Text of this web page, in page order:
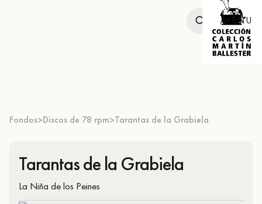
MENU
Fondos>Discos de 78 rpm>Tarantas de la Grabiela
Tarantas de la Grabiela
La Niña de los Peines